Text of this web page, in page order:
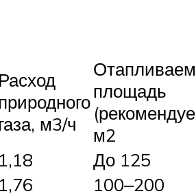
Расход
м3/ч
площадь
м2
1,18
До 125
1,76
100‒200